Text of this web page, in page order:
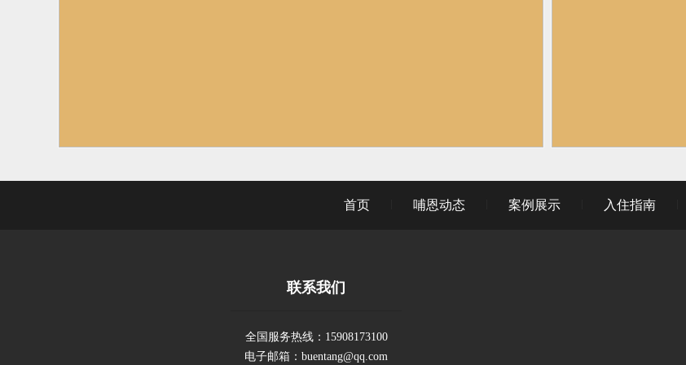
首页 哺恩动态 案例展示 入住指南
联系我们
全国服务热线：15908173100
电子邮箱：buentang@qq.com